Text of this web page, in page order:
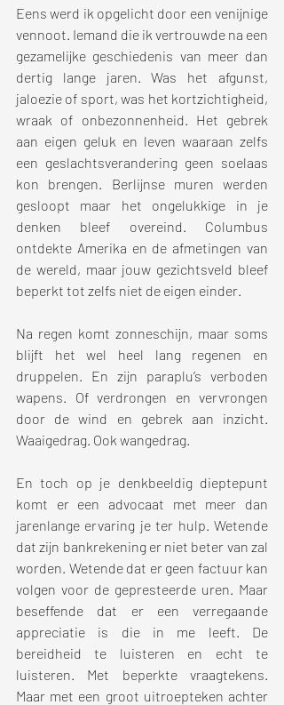
Eens werd ik opgelicht door een venijnige
vennoot. Iemand die ik vertrouwde na een
gezamelijke geschiedenis van meer dan
dertig lange jaren. Was het afgunst,
jaloezie of sport, was het kortzichtigheid,
wraak of onbezonnenheid. Het gebrek
aan eigen geluk en leven waaraan zelfs
een geslachtsverandering geen soelaas
kon brengen. Berlijnse muren werden
gesloopt maar het ongelukkige in je
denken bleef overeind. Columbus
ontdekte Amerika en de afmetingen van
de wereld, maar jouw gezichtsveld bleef
beperkt tot zelfs niet de eigen einder.
Na regen komt zonneschijn, maar soms
blijft het wel heel lang regenen en
druppelen. En zijn paraplu’s verboden
wapens. Of verdrongen en vervrongen
door de wind en gebrek aan inzicht.
Waaigedrag. Ook wangedrag.
En toch op je denkbeeldig dieptepunt
komt er een advocaat met meer dan
jarenlange ervaring je ter hulp. Wetende
dat zijn bankrekening er niet beter van zal
worden. Wetende dat er geen factuur kan
volgen voor de gepresteerde uren. Maar
beseffende dat er een verregaande
appreciatie is die in me leeft. De
bereidheid te luisteren en echt te
luisteren. Met beperkte vraagtekens.
Maar met een groot uitroepteken achter